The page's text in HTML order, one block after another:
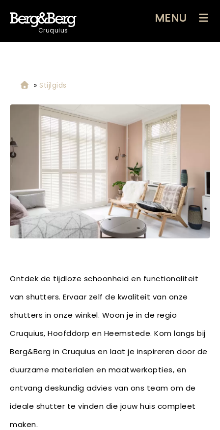
Cruquius
MENU
» Stijlgids
Ontdek de tijdloze schoonheid en functionaliteit
van shutters. Ervaar zelf de kwaliteit van onze
shutters in onze winkel. Woon je in de regio
Cruquius, Hoofddorp en Heemstede. Kom langs bij
Berg&Berg in Cruquius en laat je inspireren door de
duurzame materialen en maatwerkopties, en
ontvang deskundig advies van ons team om de
ideale shutter te vinden die jouw huis compleet
maken.